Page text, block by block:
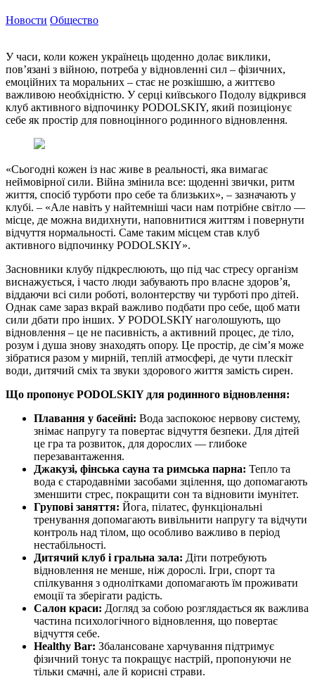
Новости Общество
У часи, коли кожен українець щоденно долає виклики,
пов’язані з війною, потреба у відновленні сил – фізичних,
емоційних та моральних – стає не розкішшю, а життєво
важливою необхідністю. У серці київського Подолу відкрився
клуб активного відпочинку PODOLSKIY, який позиціонує
себе як простір для повноцінного родинного відновлення.
«Сьогодні кожен із нас живе в реальності, яка вимагає
неймовірної сили. Війна змінила все: щоденні звички, ритм
життя, спосіб турботи про себе та близьких», – зазначають у
клубі. – «Але навіть у найтемніші часи нам потрібне світло —
місце, де можна видихнути, наповнитися життям і повернути
відчуття нормальності. Саме таким місцем став клуб
активного відпочинку PODOLSKIY».
Засновники клубу підкреслюють, що під час стресу організм
виснажується, і часто люди забувають про власне здоров’я,
віддаючи всі сили роботі, волонтерству чи турботі про дітей.
Однак саме зараз вкрай важливо подбати про себе, щоб мати
сили дбати про інших. У PODOLSKIY наголошують, що
відновлення – це не пасивність, а активний процес, де тіло,
розум і душа знову знаходять опору. Це простір, де сім’я може
зібратися разом у мирній, теплій атмосфері, де чути плескіт
води, дитячий сміх та звуки здорового життя замість сирен.
Що пропонує PODOLSKIY для родинного відновлення:
Плавання у басейні: Вода заспокоює нервову систему,
знімає напругу та повертає відчуття безпеки. Для дітей
це гра та розвиток, для дорослих — глибоке
перезавантаження.
Джакузі, фінська сауна та римська парна: Тепло та
вода є стародавніми засобами зцілення, що допомагають
зменшити стрес, покращити сон та відновити імунітет.
Групові заняття: Йога, пілатес, функціональні
тренування допомагають вивільнити напругу та відчути
контроль над тілом, що особливо важливо в період
нестабільності.
Дитячий клуб і гральна зала: Діти потребують
відновлення не менше, ніж дорослі. Ігри, спорт та
спілкування з однолітками допомагають їм проживати
емоції та зберігати радість.
Салон краси: Догляд за собою розглядається як важлива
частина психологічного відновлення, що повертає
відчуття себе.
Healthy Bar: Збалансоване харчування підтримує
фізичний тонус та покращує настрій, пропонуючи не
тільки смачні, але й корисні страви.